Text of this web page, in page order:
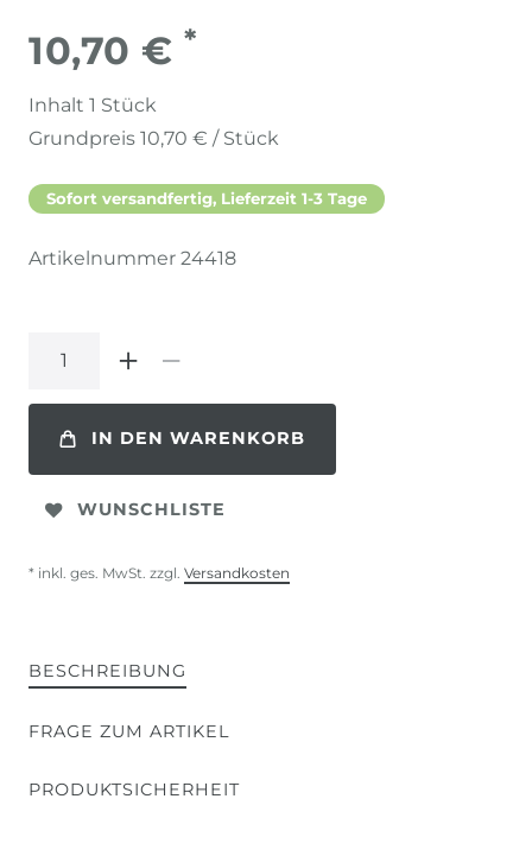
10,70 € *
Inhalt 1 Stück
Grundpreis 10,70 € / Stück
Sofort versandfertig, Lieferzeit 1-3 Tage
Artikelnummer 24418
IN DEN WARENKORB
WUNSCHLISTE
* inkl. ges. MwSt. zzgl. Versandkosten
BESCHREIBUNG
FRAGE ZUM ARTIKEL
PRODUKTSICHERHEIT